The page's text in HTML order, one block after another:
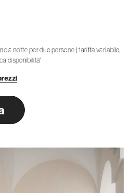
a notte per due persone | tariffa variabile,
disponibilità”